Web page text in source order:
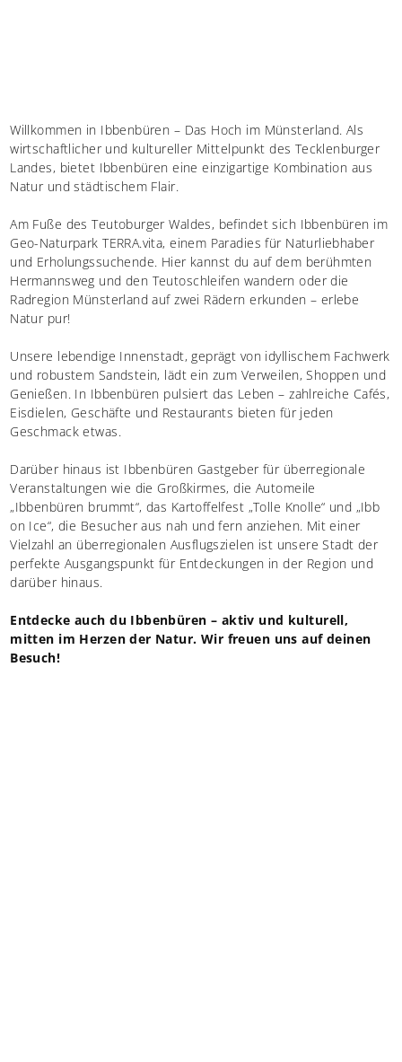
Willkommen in Ibbenbüren – Das Hoch im Münsterland. Als
wirtschaftlicher und kultureller Mittelpunkt des Tecklenburger
Landes, bietet Ibbenbüren eine einzigartige Kombination aus
Natur und städtischem Flair.
Am Fuße des Teutoburger Waldes, befindet sich Ibbenbüren im
Geo-Naturpark TERRA.vita, einem Paradies für Naturliebhaber
und Erholungssuchende. Hier kannst du auf dem berühmten
Hermannsweg und den Teutoschleifen wandern oder die
Radregion Münsterland auf zwei Rädern erkunden – erlebe
Natur pur!
Unsere lebendige Innenstadt, geprägt von idyllischem Fachwerk
und robustem Sandstein, lädt ein zum Verweilen, Shoppen und
Genießen. In Ibbenbüren pulsiert das Leben – zahlreiche Cafés,
Eisdielen, Geschäfte und Restaurants bieten für jeden
Geschmack etwas.
Darüber hinaus ist Ibbenbüren Gastgeber für überregionale
Veranstaltungen wie die Großkirmes, die Automeile
„Ibbenbüren brummt“, das Kartoffelfest „Tolle Knolle“ und „Ibb
on Ice“, die Besucher aus nah und fern anziehen. Mit einer
Vielzahl an überregionalen Ausflugszielen ist unsere Stadt der
perfekte Ausgangspunkt für Entdeckungen in der Region und
darüber hinaus.
Entdecke auch du Ibbenbüren – aktiv und kulturell,
mitten im Herzen der Natur. Wir freuen uns auf deinen
Besuch!